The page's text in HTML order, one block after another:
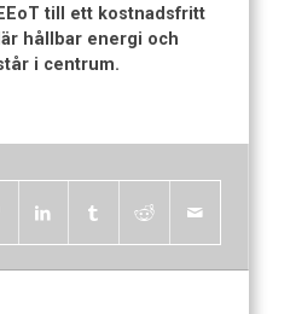
till ett kostnadsfritt
hållbar energi och
i centrum.